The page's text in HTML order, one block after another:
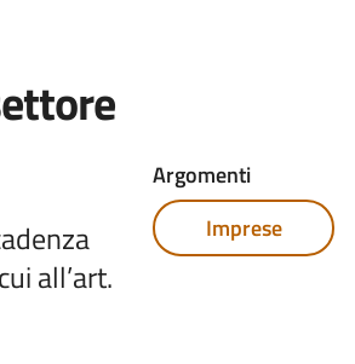
all’art.
Argomenti
Imprese